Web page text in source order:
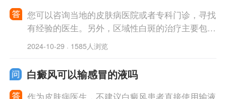
您可以咨询当地的皮肤病医院或者专科门诊，寻找
有经验的医生。另外，区域性白斑的治疗主要包括
药物治疗、光疗及外用药等方法，需结合个体情况
综合判断使用。治疗所的选择要考虑治
2024-10-29 · 1585人浏览
白癜风可以输感冒的液吗
作为皮肤病医生，不建议白癜风患者直接使用输液